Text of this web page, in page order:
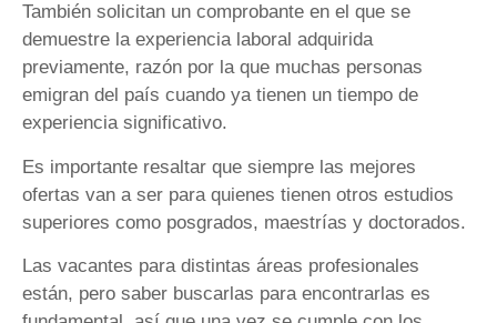
También solicitan un comprobante en el que se
demuestre la experiencia laboral adquirida
previamente, razón por la que muchas personas
emigran del país cuando ya tienen un tiempo de
experiencia significativo.
Es importante resaltar que siempre las mejores
ofertas van a ser para quienes tienen otros estudios
superiores como posgrados, maestrías y doctorados.
Las vacantes para distintas áreas profesionales
están, pero saber buscarlas para encontrarlas es